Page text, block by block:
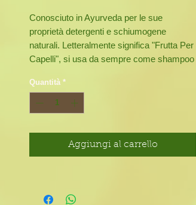
Conosciuto in Ayurveda per le sue
proprietà detergenti e schiumogene
naturali. Letteralmente significa "Frutta Per
Capelli", si usa da sempre come shampoo
indiana antica.
Capelli:
naturale e pertanto promuove la salute del
fresco, aiuta a contrastare la forfora e
rafforza le radici dei capelli stimolandone la
Shikakai previene le doppie punte e rende i
Quantità *
Aggiungi al carrello